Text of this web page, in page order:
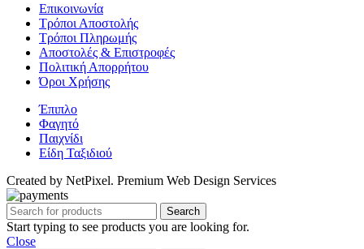
Επικοινωνία
Τρόποι Αποστολής
Τρόποι Πληρωμής
Αποστολές & Επιστροφές
Πολιτική Απορρήτου
Όροι Χρήσης
Έπιπλο
Φαγητό
Παιχνίδι
Είδη Ταξιδιού
Created by NetPixel. Premium Web Design Services
Search
Start typing to see products you are looking for.
Close